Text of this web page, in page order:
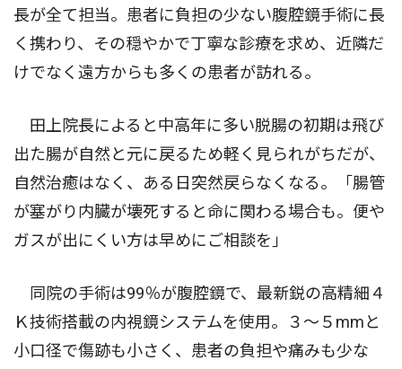
長が全て担当。患者に負担の少ない腹腔鏡手術に長
く携わり、その穏やかで丁寧な診療を求め、近隣だ
けでなく遠方からも多くの患者が訪れる。
田上院長によると中高年に多い脱腸の初期は飛び
出た腸が自然と元に戻るため軽く見られがちだが、
自然治癒はなく、ある日突然戻らなくなる。「腸管
が塞がり内臓が壊死すると命に関わる場合も。便や
ガスが出にくい方は早めにご相談を｣
同院の手術は99％が腹腔鏡で、最新鋭の高精細４
Ｋ技術搭載の内視鏡システムを使用。３〜５mmと
小口径で傷跡も小さく、患者の負担や痛みも少な